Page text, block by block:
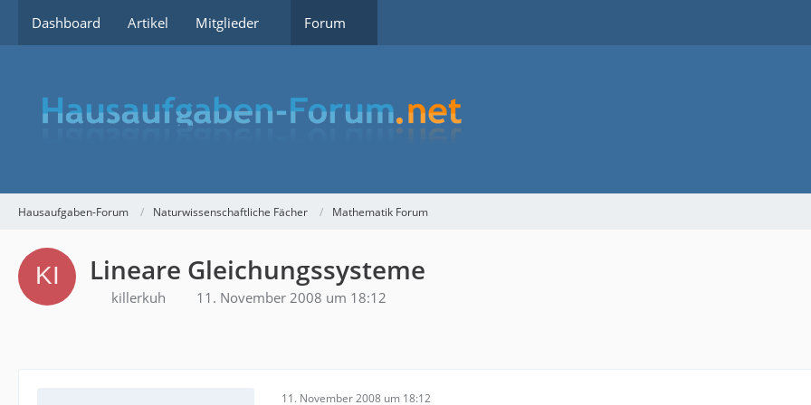
Dashboard Artikel Mitglieder Forum
Hausaufgaben-Forum Naturwissenschaftliche Fächer Mathematik Forum
Lineare Gleichungssysteme
killerkuh 11. November 2008 um 18:12
11. November 2008 um 18:12